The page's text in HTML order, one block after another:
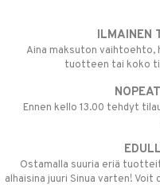
ILMAINEN
Aina maksuton
tuotteen tai koko
Ennen kello 13.00 tehdyt
Ostamalla suuria eriä
alhaisina juuri Sinua varten!